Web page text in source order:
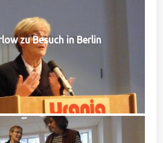
zu Besuch in Berlin